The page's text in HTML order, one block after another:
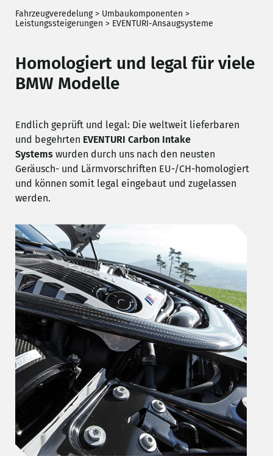
Fahrzeugveredelung> Umbaukomponenten >
Leistungssteigerungen > EVENTURI-Ansaugsysteme
Homologiert und legal für viele
BMW Modelle
Endlich geprüft und legal: Die weltweit lieferbaren
und begehrten EVENTURI Carbon Intake
Systems wurden durch uns nach den neusten
Geräusch- und Lärmvorschriften EU-/CH-homologiert
und können somit legal eingebaut und zugelassen
werden.